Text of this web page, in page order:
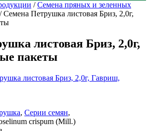
/Семена пряных и зеленных
/Семена Петрушка листовая Бриз, 2,0г,
листовая Бриз, 2,0г,
пакеты
, Серии семян,
crispum (Mill.)